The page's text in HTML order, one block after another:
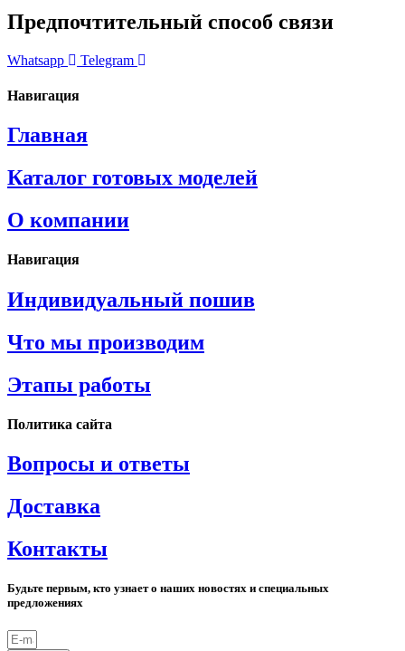
Предпочтительный способ связи
Whatsapp Telegram
Навигация
Главная
Каталог готовых моделей
О компании
Навигация
Индивидуальный пошив
Что мы производим
Этапы работы
Политика сайта
Вопросы и ответы
Доставка
Контакты
Будьте первым, кто узнает о наших новостях и специальных
предложениях